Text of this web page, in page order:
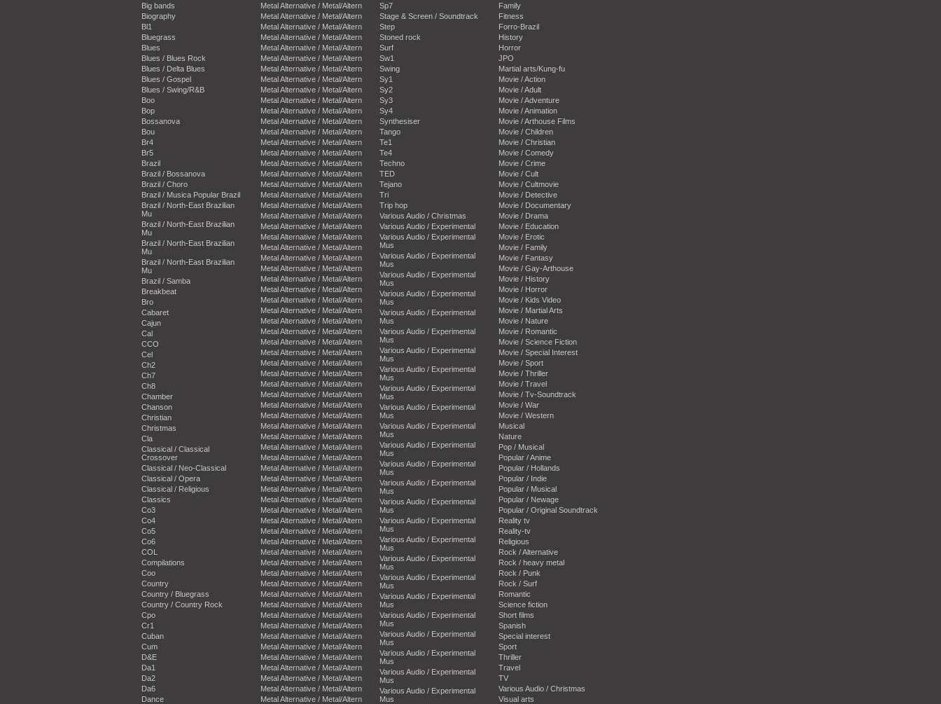
Big bands
Biography
Bl1
Bluegrass
Blues
Blues / Blues Rock
Blues / Delta Blues
Blues / Gospel
Blues / Swing/R&B
Boo
Bop
Bossanova
Bou
Br4
Br5
Brazil
Brazil / Bossanova
Brazil / Choro
Brazil / Musica Popular Brazil
Brazil / North-East Brazilian
Mu
Brazil / North-East Brazilian
Mu
Brazil / North-East Brazilian
Mu
Brazil / North-East Brazilian
Mu
Brazil / Samba
Breakbeat
Bro
Cabaret
Cajun
Cal
CCO
Cel
Ch2
Ch7
Ch8
Chamber
Chanson
Christian
Christmas
Cla
Classical / Classical
Crossover
Classical / Neo-Classical
Classical / Opera
Classical / Religious
Classics
Co3
Co4
Co5
Co6
COL
Compilations
Coo
Country
Country / Bluegrass
Country / Country Rock
Cpo
Cr1
Cuban
Cum
D&E
Da1
Da2
Da6
Dance
Metal Alternative / Metal/Altern
Metal Alternative / Metal/Altern
Metal Alternative / Metal/Altern
Metal Alternative / Metal/Altern
Metal Alternative / Metal/Altern
Metal Alternative / Metal/Altern
Metal Alternative / Metal/Altern
Metal Alternative / Metal/Altern
Metal Alternative / Metal/Altern
Metal Alternative / Metal/Altern
Metal Alternative / Metal/Altern
Metal Alternative / Metal/Altern
Metal Alternative / Metal/Altern
Metal Alternative / Metal/Altern
Metal Alternative / Metal/Altern
Metal Alternative / Metal/Altern
Metal Alternative / Metal/Altern
Metal Alternative / Metal/Altern
Metal Alternative / Metal/Altern
Metal Alternative / Metal/Altern
Metal Alternative / Metal/Altern
Metal Alternative / Metal/Altern
Metal Alternative / Metal/Altern
Metal Alternative / Metal/Altern
Metal Alternative / Metal/Altern
Metal Alternative / Metal/Altern
Metal Alternative / Metal/Altern
Metal Alternative / Metal/Altern
Metal Alternative / Metal/Altern
Metal Alternative / Metal/Altern
Metal Alternative / Metal/Altern
Metal Alternative / Metal/Altern
Metal Alternative / Metal/Altern
Metal Alternative / Metal/Altern
Metal Alternative / Metal/Altern
Metal Alternative / Metal/Altern
Metal Alternative / Metal/Altern
Metal Alternative / Metal/Altern
Metal Alternative / Metal/Altern
Metal Alternative / Metal/Altern
Metal Alternative / Metal/Altern
Metal Alternative / Metal/Altern
Metal Alternative / Metal/Altern
Metal Alternative / Metal/Altern
Metal Alternative / Metal/Altern
Metal Alternative / Metal/Altern
Metal Alternative / Metal/Altern
Metal Alternative / Metal/Altern
Metal Alternative / Metal/Altern
Metal Alternative / Metal/Altern
Metal Alternative / Metal/Altern
Metal Alternative / Metal/Altern
Metal Alternative / Metal/Altern
Metal Alternative / Metal/Altern
Metal Alternative / Metal/Altern
Metal Alternative / Metal/Altern
Metal Alternative / Metal/Altern
Metal Alternative / Metal/Altern
Metal Alternative / Metal/Altern
Metal Alternative / Metal/Altern
Metal Alternative / Metal/Altern
Metal Alternative / Metal/Altern
Metal Alternative / Metal/Altern
Metal Alternative / Metal/Altern
Metal Alternative / Metal/Altern
Metal Alternative / Metal/Altern
Metal Alternative / Metal/Altern
Sp7
Stage & Screen / Soundtrack
Step
Stoned rock
Surf
Sw1
Swing
Sy1
Sy2
Sy3
Sy4
Synthesiser
Tango
Te1
Te4
Techno
TED
Tejano
Tri
Trip hop
Various Audio / Christmas
Various Audio / Experimental
Various Audio / Experimental
Mus
Various Audio / Experimental
Mus
Various Audio / Experimental
Mus
Various Audio / Experimental
Mus
Various Audio / Experimental
Mus
Various Audio / Experimental
Mus
Various Audio / Experimental
Mus
Various Audio / Experimental
Mus
Various Audio / Experimental
Mus
Various Audio / Experimental
Mus
Various Audio / Experimental
Mus
Various Audio / Experimental
Mus
Various Audio / Experimental
Mus
Various Audio / Experimental
Mus
Various Audio / Experimental
Mus
Various Audio / Experimental
Mus
Various Audio / Experimental
Mus
Various Audio / Experimental
Mus
Various Audio / Experimental
Mus
Various Audio / Experimental
Mus
Various Audio / Experimental
Mus
Various Audio / Experimental
Mus
Various Audio / Experimental
Mus
Various Audio / Experimental
Mus
Various Audio / Experimental
Mus
Family
Fitness
Forro-Brazil
History
Horror
JPO
Martial arts/Kung-fu
Movie / Action
Movie / Adult
Movie / Adventure
Movie / Animation
Movie / Arthouse Films
Movie / Children
Movie / Christian
Movie / Comedy
Movie / Crime
Movie / Cult
Movie / Cultmovie
Movie / Detective
Movie / Documentary
Movie / Drama
Movie / Education
Movie / Erotic
Movie / Family
Movie / Fantasy
Movie / Gay-Arthouse
Movie / History
Movie / Horror
Movie / Kids Video
Movie / Martial Arts
Movie / Nature
Movie / Romantic
Movie / Science Fiction
Movie / Special Interest
Movie / Sport
Movie / Thriller
Movie / Travel
Movie / Tv-Soundtrack
Movie / War
Movie / Western
Musical
Nature
Pop / Musical
Popular / Anime
Popular / Hollands
Popular / Indie
Popular / Musical
Popular / Newage
Popular / Original Soundtrack
Reality tv
Reality-tv
Religious
Rock / Alternative
Rock / heavy metal
Rock / Punk
Rock / Surf
Romantic
Science fiction
Short films
Spanish
Special interest
Sport
Thriller
Travel
TV
Various Audio / Christmas
Visual arts